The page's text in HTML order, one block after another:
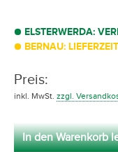
ELSTERWERDA:
BERNAU:
Preis:
inkl. MwSt. zzgl.
In den Warenkorb